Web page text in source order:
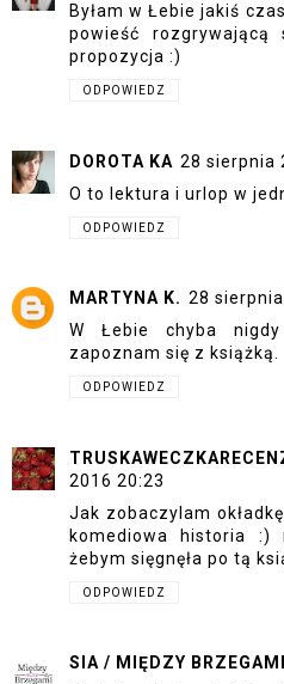
Byłam w Łebie jakiś
powieść rozgrywającą
propozycja :)
ODPOWIEDZ
DOROTA KA 28 sierpnia
O to lektura i urlop w
ODPOWIEDZ
MARTYNA K. 28
W Łebie chyba
zapoznam się z książką.
ODPOWIEDZ
2016 20:23
Jak zobaczylam
komediowa historia
żebym sięgnęła po tą
ODPOWIEDZ
SIA / MIĘDZY BRZEGAMI